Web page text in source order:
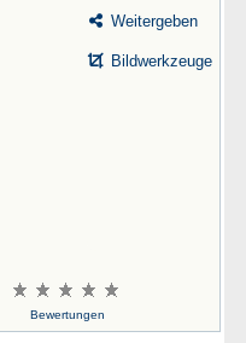
Weitergeben
Bildwerkzeuge
Bewertungen